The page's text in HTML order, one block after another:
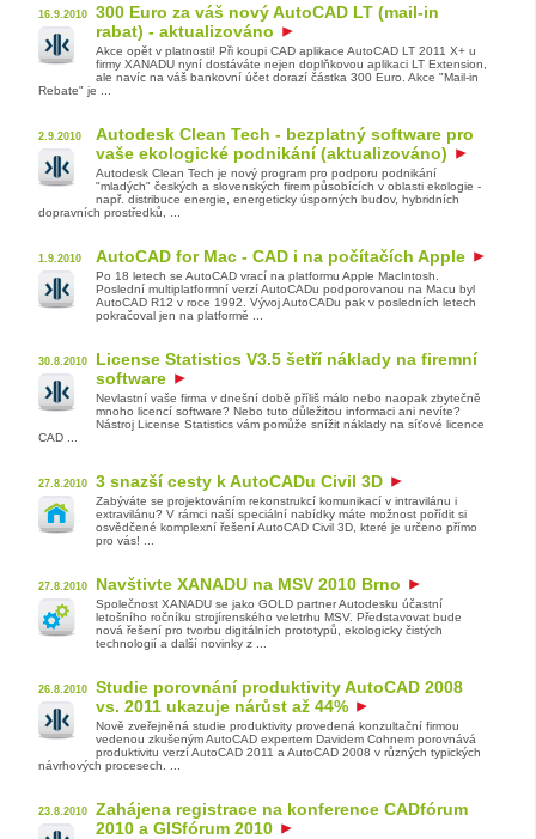
16.9.2010
300 Euro za váš nový AutoCAD LT (mail-in
rabat) - aktualizováno
Akce opět v platnosti! Při koupi CAD aplikace AutoCAD LT 2011 X+ u
firmy XANADU nyní dostáváte nejen doplňkovou aplikaci LT Extension,
ale navíc na váš bankovní účet dorazí částka 300 Euro. Akce "Mail-in
Rebate" je ...
2.9.2010
Autodesk Clean Tech - bezplatný software pro
vaše ekologické podnikání (aktualizováno)
Autodesk Clean Tech je nový program pro podporu podnikání
"mladých" českých a slovenských firem působících v oblasti ekologie -
např. distribuce energie, energeticky úsporných budov, hybridních
dopravních prostředků, ...
1.9.2010 AutoCAD for Mac - CAD i na počítačích Apple
Po 18 letech se AutoCAD vrací na platformu Apple MacIntosh.
Poslední multiplatformní verzí AutoCADu podporovanou na Macu byl
AutoCAD R12 v roce 1992. Vývoj AutoCADu pak v posledních letech
pokračoval jen na platformě ...
30.8.2010
License Statistics V3.5 šetří náklady na firemní
software
Nevlastní vaše firma v dnešní době příliš málo nebo naopak zbytečně
mnoho licencí software? Nebo tuto důležitou informaci ani nevíte?
Nástroj License Statistics vám pomůže snížit náklady na síťové licence
CAD ...
27.8.2010 3 snazší cesty k AutoCADu Civil 3D
Zabýváte se projektováním rekonstrukcí komunikací v intravilánu i
extravilánu? V rámci naší speciální nabídky máte možnost pořídit si
osvědčené komplexní řešení AutoCAD Civil 3D, které je určeno přímo
pro vás! ...
27.8.2010 Navštivte XANADU na MSV 2010 Brno
Společnost XANADU se jako GOLD partner Autodesku účastní
letošního ročníku strojírenského veletrhu MSV. Představovat bude
nová řešení pro tvorbu digitálních prototypů, ekologicky čistých
technologií a další novinky z ...
26.8.2010
Studie porovnání produktivity AutoCAD 2008
vs. 2011 ukazuje nárůst až 44%
Nově zveřejněná studie produktivity provedená konzultační firmou
vedenou zkušeným AutoCAD expertem Davidem Cohnem porovnává
produktivitu verzí AutoCAD 2011 a AutoCAD 2008 v různých typických
návrhových procesech. ...
23.8.2010
Zahájena registrace na konference CADfórum
2010 a GISfórum 2010